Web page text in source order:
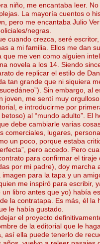
niño, me encantaba leer.
La mayoría cuentos o
pero me encantaba Julio
negras.
cuando crezca, seré
a mi familia. Ellos me dan
que me ven como alguien
novela a los 14. Siendo
de replicar el estilo de
tan grande que ni siquiera
Sin embargo, al
joven, me sentí muy orgulloso.
e introducirme por
al “mundo adulto”. El
debe cambiarle varias
comerciales, lugares,
un poco, porque estaba
pero accedo. Pero
para confirmar el tiraje
por mi padre), doy marcha
imagen para la tapa y un
me inspiró para escribir,
un libro antes que yo) había
la contratapa. Es más, él la
le había gustado.
el proyecto
de la editorial que le
así ella puede tenerlo de